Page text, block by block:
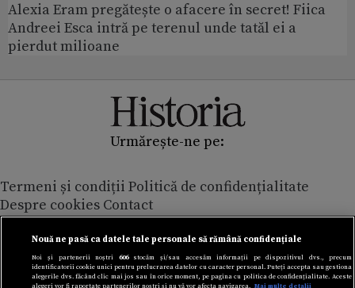
Alexia Eram pregătește o afacere în secret! Fiica
Andreei Esca intră pe terenul unde tatăl ei a
pierdut milioane
Urmărește-ne pe:
Termeni și condiții Politică de confidențialitate
Despre cookies Contact
Modifică preferințe pentru confidențialitate
© Toate drepturile rezervate Adevarul Holding 2026
Din rețeaua Adevărul Holding:
Nouă ne pasă ca datele tale personale să rămână confidențiale
Noi și partenerii noștri 606stocăm și/sau accesăm informații pe dispozitivul dvs., precum
identificatorii cookie unici pentru prelucrarea datelor cu caracter personal. Puteți accepta sau gestiona
alegerile dvs. făcând clic mai jos sau în orice moment, pe pagina cu politica de confidențialitate. Aceste
alegeri vor fi raportate partenerilor noștri și nu vă vor afecta navigarea. Mai multe detalii